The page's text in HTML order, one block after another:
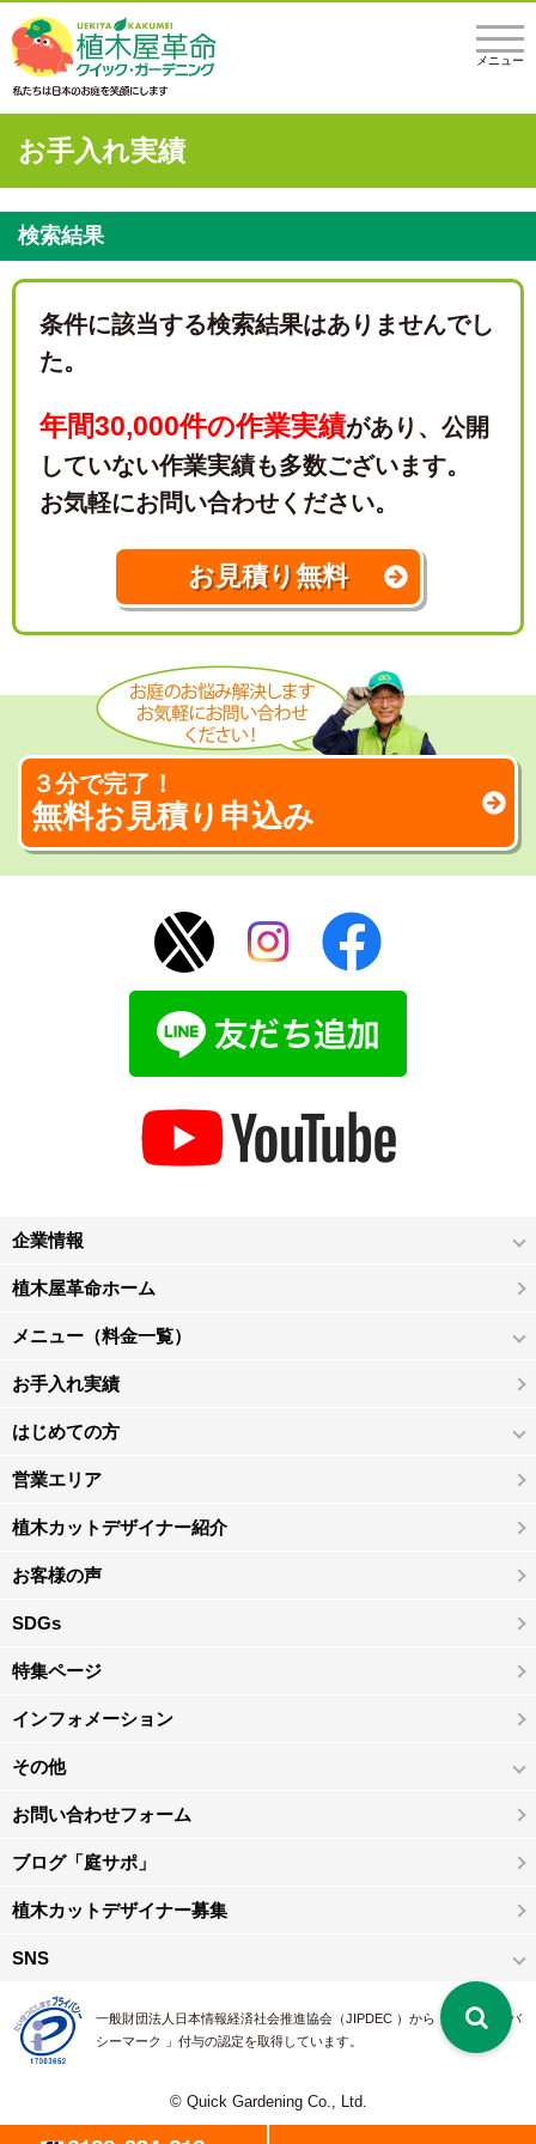
メニュー
お手入れ実績
検索結果
条件に該当する検索結果はありませんでし
た。
年間30,000件の作業実績があり、 公開
していない作業実績も多数ございます。
お気軽にお問い合わせください。
お見積り無料
３分で完了！
無料お見積り申込み
企業情報
植木屋革命ホーム
メニュー（料金一覧）
お手入れ実績
はじめての方
営業エリア
植木カットデザイナー紹介
お客様の声
SDGs
特集ページ
インフォメーション
その他
お問い合わせフォーム
ブログ「庭サポ」
植木カットデザイナー募集
SNS
一般財団法人日本情報経済社会推進協会（JIPDEC ）から 、「 プライバ
シーマーク 」付与の認定を取得しています。
© Quick Gardening Co., Ltd.